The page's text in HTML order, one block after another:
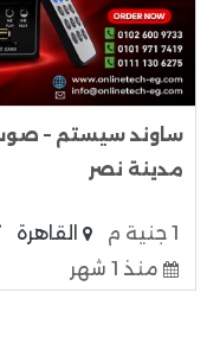
ساوند سيستم –
مدينة نصر
1 جنية م القاهرة
منذ 1 شهر